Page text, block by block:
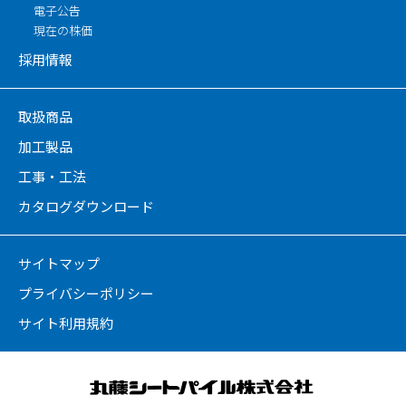
電子公告
現在の株価
採用情報
取扱商品
加工製品
工事・工法
カタログダウンロード
サイトマップ
プライバシーポリシー
サイト利用規約